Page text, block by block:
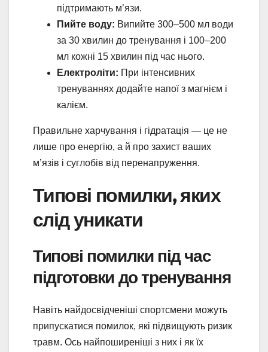
підтримають м’язи.
Пийте воду: Випийте 300–500 мл води
за 30 хвилин до тренування і 100–200
мл кожні 15 хвилин під час нього.
Електроліти: При інтенсивних
тренуваннях додайте напої з магнієм і
калієм.
Правильне харчування і гідратація — це не
лише про енергію, а й про захист ваших
м’язів і суглобів від перенапруження.
Типові помилки, яких
слід уникати
Типові помилки під час
підготовки до тренування
Навіть найдосвідченіші спортсмени можуть
припускатися помилок, які підвищують ризик
травм. Ось найпоширеніші з них і як їх